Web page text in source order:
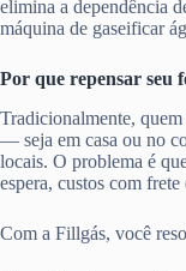
elimina a dependência
máquina de gaseificar
Por que repensar seu
Tradicionalmente,
— seja em casa ou no
locais. O problema é
espera, custos com
Com a Fillgás, você